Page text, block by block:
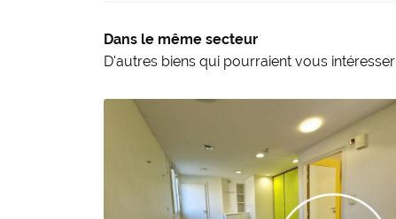
Dans le même secteur
D'autres biens qui pourraient vous intéresser